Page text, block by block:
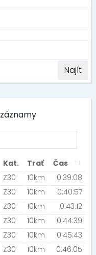
Najít
záznamy
Kat. Trať
Čas
Z30 10km
0:39:08
Z30 10km
0:40:57
Z30 10km
0:43:12
Z30 10km
0:44:39
Z30 10km
0:45:43
Z30 10km
0:46:05